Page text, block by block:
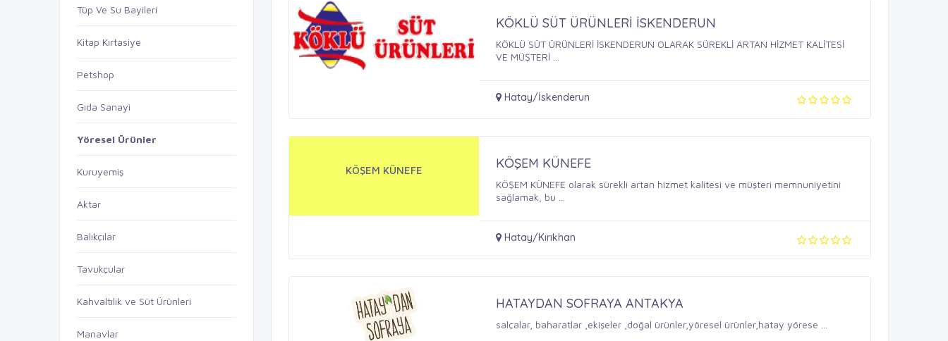
Tüp Ve Su Bayileri
Kitap Kırtasiye
Petshop
Gıda Sanayi
Yöresel Ürünler
Kuruyemiş
Aktar
Balıkçılar
Tavukçular
Kahvaltılık ve Süt Ürünleri
Manavlar
KÖKLÜ SÜT ÜRÜNLERİ İSKENDERUN
KÖKLÜ SÜT ÜRÜNLERİ İSKENDERUN OLARAK SÜREKLİ ARTAN HİZMET KALİTESİ
VE MÜŞTERİ ...
Hatay/İskenderun
KÖŞEM KÜNEFE KÖŞEM KÜNEFE
KÖŞEM KÜNEFE olarak sürekli artan hizmet kalitesi ve müşteri memnuniyetini
sağlamak, bu ...
Hatay/Kırıkhan
HATAYDAN SOFRAYA ANTAKYA
salçalar, baharatlar ,ekişeler ,doğal ürünler,yöresel ürünler,hatay yörese ...